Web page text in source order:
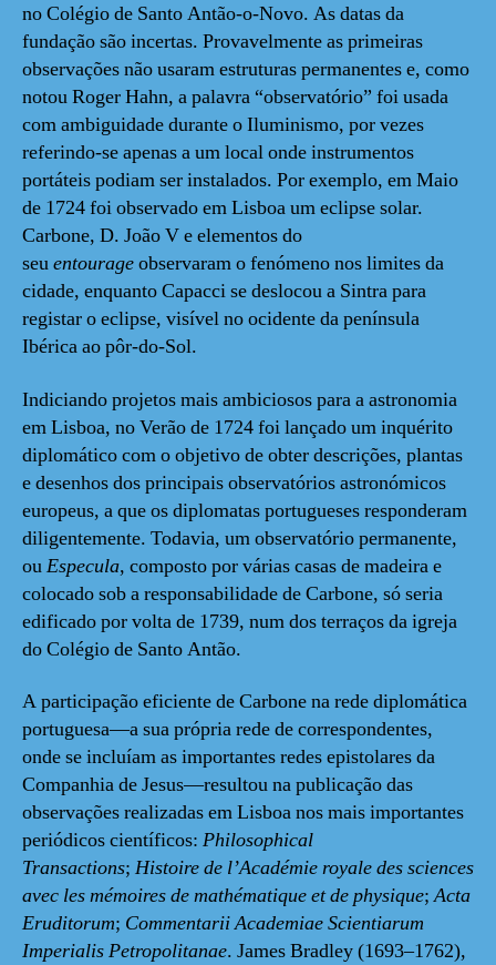
no Colégio de Santo Antão-o-Novo. As datas da
fundação são incertas. Provavelmente as primeiras
observações não usaram estruturas permanentes e, como
notou Roger Hahn, a palavra “observatório” foi usada
com ambiguidade durante o Iluminismo, por vezes
referindo-se apenas a um local onde instrumentos
portáteis podiam ser instalados. Por exemplo, em Maio
de 1724 foi observado em Lisboa um eclipse solar.
Carbone, D. João V e elementos do
seuentourageobservaram o fenómeno nos limites da
cidade, enquanto Capacci se deslocou a Sintra para
registar o eclipse, visível no ocidente da península
Ibérica ao pôr-do-Sol.
Indiciando projetos mais ambiciosos para a astronomia
em Lisboa, no Verão de 1724 foi lançado um inquérito
diplomático com o objetivo de obter descrições, plantas
e desenhos dos principais observatórios astronómicos
europeus, a que os diplomatas portugueses responderam
diligentemente. Todavia, um observatório permanente,
ouEspecula, composto por várias casas de madeira e
colocado sob a responsabilidade de Carbone, só seria
edificado por volta de 1739, num dos terraços da igreja
do Colégio de Santo Antão.
A participação eficiente de Carbone na rede diplomática
portuguesa—a sua própria rede de correspondentes,
onde se incluíam as importantes redes epistolares da
Companhia de Jesus—resultou na publicação das
observações realizadas em Lisboa nos mais importantes
periódicos científicos: Philosophical
Transactions; Histoire de l’Académie royale des sciences
avec les mémoires de mathématique et de physique;Acta
Eruditorum; Commentarii Academiae Scientiarum
Imperialis Petropolitanae. James Bradley (1693–1762),